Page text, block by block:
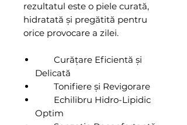
rezultatul este o piele curată,
hidratată și pregătită pentru
orice provocare a zilei.
Curățare Eficientă și
Delicată
Tonifiere și Revigorare
Echilibru Hidro-Lipidic
Optim